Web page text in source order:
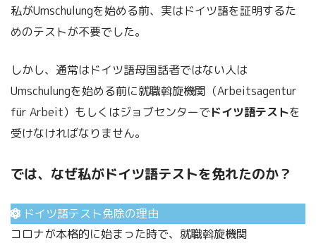
私がUmschulungを始める前、実はドイツ語を証明するた
めのテストが不要でした。
しかし、通常はドイツ語母国話者ではない人は
Umschulungを始める前に就職斡旋機関（Arbeitsagentur
für Arbeit）もしくはジョブセンターでドイツ語テストを
受けなければなりません。
では、なぜ私がドイツ語テストを免れたのか？
ドイツ語テスト免除の理由
コロナが本格的に始まった時で、就職斡旋機関